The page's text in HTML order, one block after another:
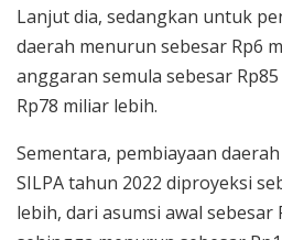
Lanjut dia, sedangkan untuk
daerah menurun sebesar Rp6
anggaran semula sebesar
Rp78 miliar lebih.
Sementara, pembiayaan
SILPA tahun 2022 diproyeksi
lebih, dari asumsi awal sebesar